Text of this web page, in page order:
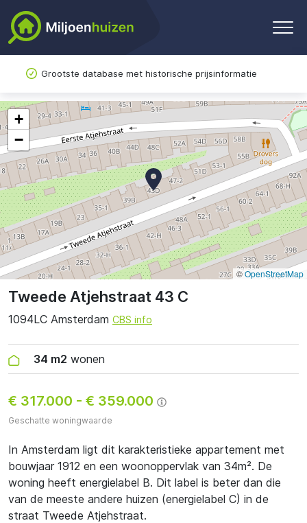
Grootste database met historische prijsinformatie
Tweede Atjehstraat 43 C
1094LC Amsterdam CBS info
34 m2 wonen
€ 317.000 - € 359.000
Geschatte woningwaarde
In Amsterdam ligt dit karakteristieke appartement met
bouwjaar 1912 en een woonoppervlak van 34m². De
woning heeft energielabel B. Dit label is beter dan die
van de meeste andere huizen (energielabel C) in de
straat Tweede Atjehstraat.
+
−
©OpenStreetMap